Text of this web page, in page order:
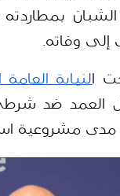
إلى وفاته.
ا لنيابة
مشروعية